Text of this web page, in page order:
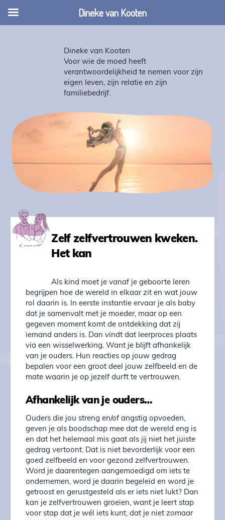
Dineke van Kooten
Voor wie de moed heeft
verantwoordelijkheid te nemen voor zijn
eigen leven, zijn relatie en zijn
familiebedrijf.
Zelf zelfvertrouwen kweken.
Het kan
Als kind moet je vanaf je geboorte leren
begrijpen hoe de wereld in elkaar zit en wat jouw
rol daarin is. In eerste instantie ervaar je als baby
dat je samenvalt met je moeder, maar op een
gegeven moment komt de ontdekking dat zij
iemand anders is. Dan vindt dat leerproces plaats
via een wisselwerking. Want je blijft afhankelijk
van je ouders. Hun reacties op jouw gedrag
bepalen voor een groot deel jouw zelfbeeld en de
mate waarin je op jezelf durft te vertrouwen.
Afhankelijk van je ouders…
Ouders die jou streng en/of angstig opvoeden,
geven je als boodschap mee dat de wereld eng is
en dat het helemaal mis gaat als jij niet het juiste
gedrag vertoont. Dat is niet bevorderlijk voor een
goed zelfbeeld en voor gezond zelfvertrouwen.
Word je daarentegen aangemoedigd om iets te
ondernemen, word je daarin begeleid en word je
getroost en gerustgesteld als er iets niet lukt? Dan
kan je zelfvertrouwen groeien, want je leert stap
voor stap dat je wél iets kunt, dat je niet zomaar
Dineke van Kooten